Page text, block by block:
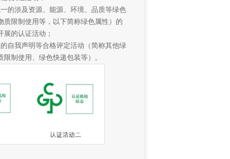
的涉及资源、能源、环境、品质等绿色
质限制使用等，以下简称绿色属性）的
的认证活动；
自我声明等合格评定活动（简称其他绿
制使用、绿色快递包装等）。